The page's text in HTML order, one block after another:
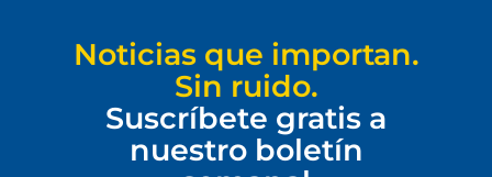
Noticias que importan.
Sin ruido.
Suscríbete gratis a
nuestro boletín